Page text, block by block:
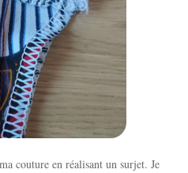
couture en réalisant un surjet. Je